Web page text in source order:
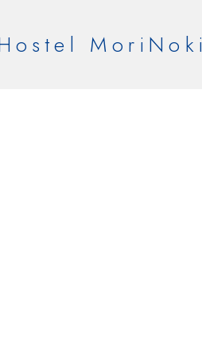
MoriNoki